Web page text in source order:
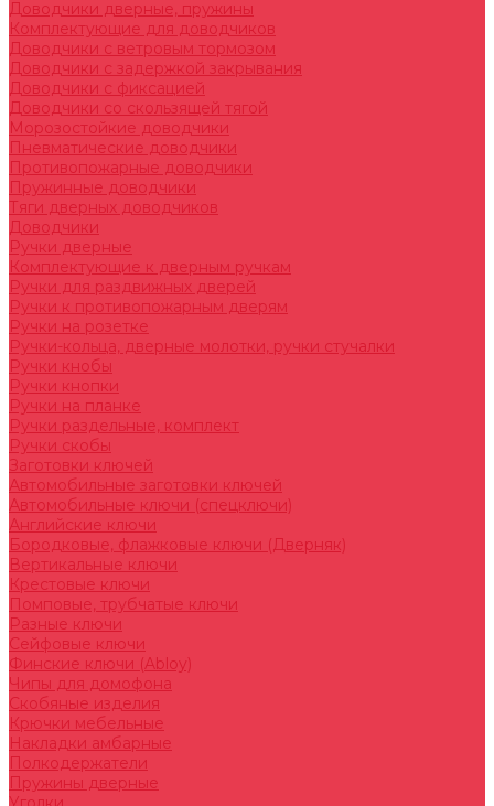
Доводчики дверные, пружины
Комплектующие для доводчиков
Доводчики с ветровым тормозом
Доводчики с задержкой закрывания
Доводчики с фиксацией
Доводчики со скользящей тягой
Морозостойкие доводчики
Пневматические доводчики
Противопожарные доводчики
Пружинные доводчики
Тяги дверных доводчиков
Доводчики
Ручки дверные
Комплектующие к дверным ручкам
Ручки для раздвижных дверей
Ручки к противопожарным дверям
Ручки на розетке
Ручки-кольца, дверные молотки, ручки стучалки
Ручки кнобы
Ручки кнопки
Ручки на планке
Ручки раздельные, комплект
Ручки скобы
Заготовки ключей
Автомобильные заготовки ключей
Автомобильные ключи (спецключи)
Английские ключи
Бородковые, флажковые ключи (Дверняк)
Вертикальные ключи
Крестовые ключи
Помповые, трубчатые ключи
Разные ключи
Сейфовые ключи
Финские ключи (Abloy)
Чипы для домофона
Скобяные изделия
Крючки мебельные
Накладки амбарные
Полкодержатели
Пружины дверные